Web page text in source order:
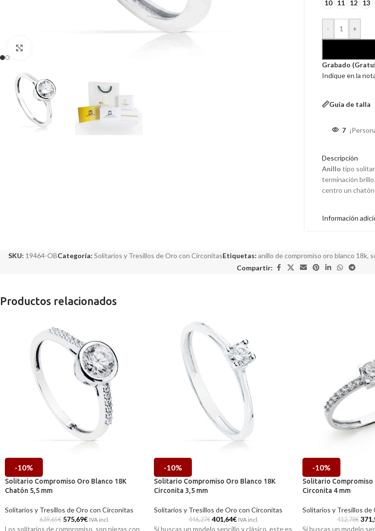
10 11 12 13
- +
Grabado
Indique en la
Guía de talla
7
Descripción
Anillo tipo
terminación
centro un
Información
SKU: 19464-OBCategoría: Solitarios y Tresillos de Oro con CirconitasEtiquetas: anillo de compromiso oro blanco 18k,
Compartir:
Productos relacionados
-10%
Solitario Compromiso Oro Blanco 18K
Chatón 5,5 mm
Solitarios y Tresillos de Oro con Circonitas
639,65€ 575,69€ IVA incl.
Los solitarios de compromiso, son piezas con
-10%
Solitario Compromiso Oro Blanco 18K
Circonita 3,5 mm
Solitarios y Tresillos de Oro con Circonitas
446,27€ 401,64€ IVA incl.
Si buscas un modelo sencillo y clásico, este es
-10%
Solitario Compromiso
Circonita 4 mm
Solitarios y Tresillos de
412,78€
Si buscas un modelo